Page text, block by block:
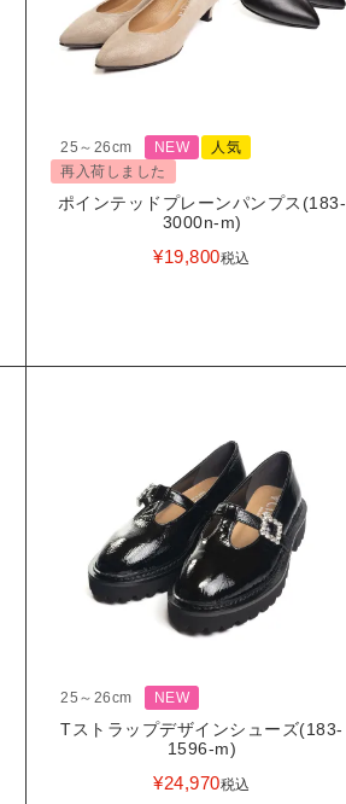
25～26cm NEW
人気
再入荷しました
ポインテッドプレーンパンプス(183-
3000n-m)
¥19,800税込
25～26cm NEW
Tストラップデザインシューズ(183-
1596-m)
¥24,970税込